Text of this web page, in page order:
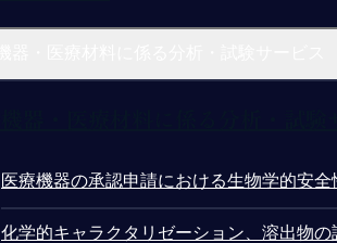
医療機器の承認申請における生物学的安全
化学的キャラクタリゼーション、溶出物の